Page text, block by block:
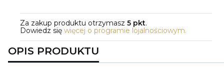
Za zakup produktu otrzymasz 5 pkt.
Dowiedz się więcej o programie lojalnościowym.
OPIS PRODUKTU